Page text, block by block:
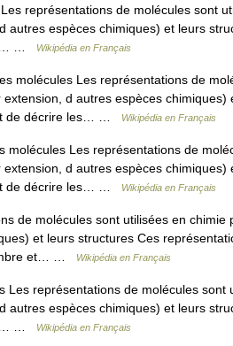
représentations de molécules sont
autres espèces chimiques) et leurs
…
Wikipédia en Français
molécules Les représentations de
d autres espèces chimiques)
de décrire les… …
Wikipédia en Français
Les représentations de
d autres espèces chimiques)
de décrire les… …
Wikipédia en Français
de molécules sont utilisées en chimie
et leurs structures Ces
et… …
Wikipédia en Français
représentations de molécules sont
autres espèces chimiques) et leurs
…
Wikipédia en Français